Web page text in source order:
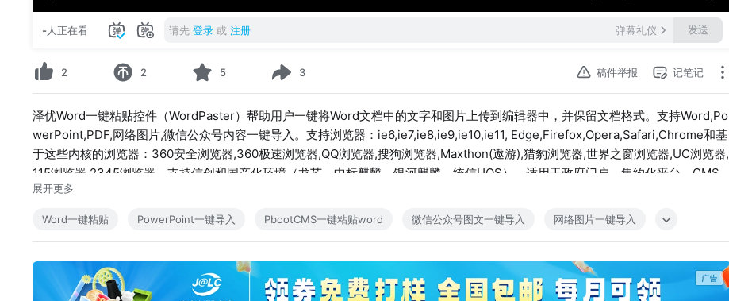
-人正在看 请先 登录 或 注册 弹幕礼仪 发送
2 2 5 3 稿件举报 记笔记
泽优Word一键粘贴控件（WordPaster）帮助用户一键将Word文档中的文字和图片上传到编辑器中，并保留文档格式。支持Word,Po
werPoint,PDF,网络图片,微信公众号内容一键导入。支持浏览器：ie6,ie7,ie8,ie9,ie10,ie11, Edge,Firefox,Opera,Safari,Chrome和基
于这些内核的浏览器：360安全浏览器,360极速浏览器,QQ浏览器,搜狗浏览器,Maxthon(遨游),猎豹浏览器,世界之窗浏览器,UC浏览器,
115浏览器,2345浏览器。支持信创和国产化环境（龙芯，中标麒麟，银河麒麟，统信UOS）。适用于政府门户，集约化平台，CMS，
OA，博客，文档管理系统，微信公众号，微博，自媒体，传媒，在线教育等领域。
展开更多
Word一键粘贴 PowerPoint一键导入 PbootCMS一键粘贴word 微信公众号图文一键导入 网络图片一键导入